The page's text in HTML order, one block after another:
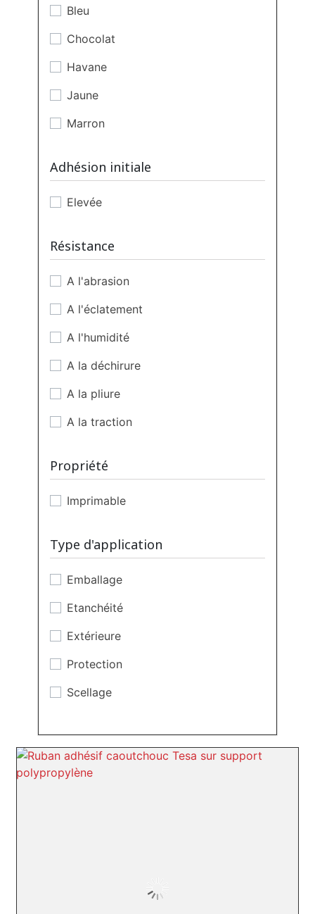
Bleu
Chocolat
Havane
Jaune
Marron
Orange
Rouge
Vert
Adhésion initiale
Elevée
Résistance
A l'abrasion
A l'éclatement
A l'humidité
A la déchirure
A la pliure
A la traction
Au déchirement
Aux agents chimiques
Aux frottements
Aux températures
Propriété
Imprimable
Type d'application
Emballage
Etanchéité
Extérieure
Protection
Scellage